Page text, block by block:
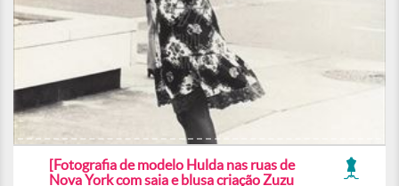
[Fotografia de modelo Hulda nas ruas de
Nova York com saia e blusa criação Zuzu